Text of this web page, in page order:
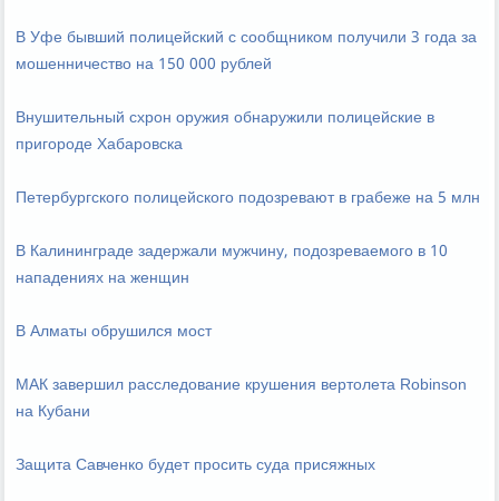
В Уфе бывший полицейский с сообщником получили 3 года за
мошенничество на 150 000 рублей
Внушительный схрон оружия обнаружили полицейские в
пригороде Хабаровска
Петербургского полицейского подозревают в грабеже на 5 млн
В Калининграде задержали мужчину, подозреваемого в 10
нападениях на женщин
В Алматы обрушился мост
МАК завершил расследование крушения вертолета Robinson
на Кубани
Защита Савченко будет просить суда присяжных